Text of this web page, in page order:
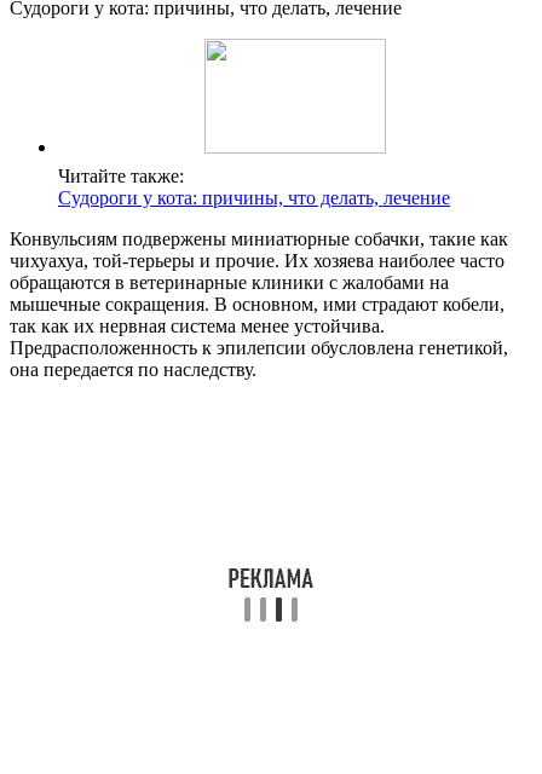
Судороги у кота: причины, что делать, лечение
Читайте также:
Судороги у кота: причины, что делать, лечение
Конвульсиям подвержены миниатюрные собачки, такие как
чихуахуа, той-терьеры и прочие. Их хозяева наиболее часто
обращаются в ветеринарные клиники с жалобами на
мышечные сокращения. В основном, ими страдают кобели,
так как их нервная система менее устойчива.
Предрасположенность к эпилепсии обусловлена генетикой,
она передается по наследству.